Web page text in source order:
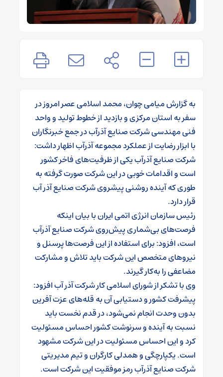
به گزارش میامی چوان، محمد اسلامی عصر امروز در
سفر به استان مرکزی و بازدید از خطوط تولید و واحد
فنی مهندسی شرکت صنایع آذرآب در جمع خبرنگاران
با ابزار رضایت از عملکرد مجموعه آذر‌آب اظهار داشت:
شرکت صنایع آذرآب یکی از ظرفیت‌های فاخر کشور
است و اقدامات خوبی در این شرکت صورت گرفته به
طوری که آینده روشنی پیشروی شرکت صنایع آذر آب
قرار دارد.
رئیس سازمان انرژی اتمی ایران با بیان اینکه
فرصت‌های بی‌شماری پیش‌روی شرکت صنایع آذرآب
است، افزود: برای استفاده از این فرصت‌ها پرسنل و
نیروهای متخصص این شرکت باید تلاش و مشارکت
مضاعفی را به‌کار گیرند.
وی‌ با تشکر از شورای اسلامی کار شرکت آذر آب افزود:
پیشرفت کشور و دستیابی آن به قله‌های عزت آفرین
بدون وحدت انجام نمی‌شود، در قدم نخست باید
نسبت به آینده و سرنوشت کشور احساس مسئولیت
کرد و این احساس مسئولیت در این شرکت مشهود
است. یکپارچگی و همدلی کارگران و تیم مدیریتی
شرکت صنایع آذرآب رمز موفقیت این شرکت است.